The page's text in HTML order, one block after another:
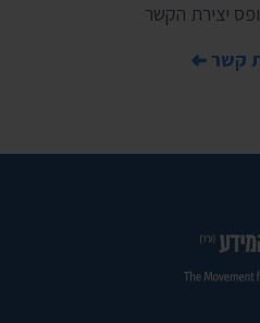
יצירת הקשר
קשר